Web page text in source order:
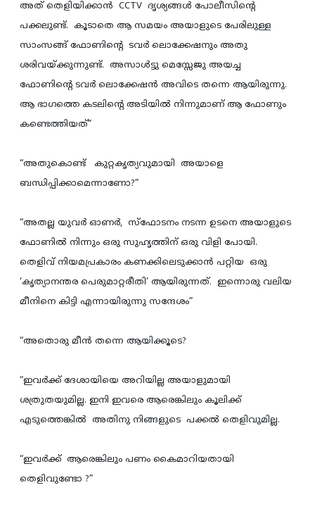
അത് തെളിയിക്കാന്‍ CCTV ദൃശ്യങ്ങള്‍ പോലീസിന്റെ
പക്കലുണ്ട്. കൂടാതെ ആ സമയം അയാളുടെ പേരിലുള്ള
സാംസങ്ങ് ഫോണിന്‍റെ ടവര്‍ ലൊക്കേഷനും അതു
ശരിവയ്ക്കുന്നുണ്ട്. അസാള്‍ട്ടു മെസ്സേജു അയച്ച
ഫോണിന്‍റെ ടവര്‍ ലൊക്കേഷന്‍ അവിടെ തന്നെ ആയിരുന്നു.
ആ ഭാഗത്തെ കടലിന്റെ അടിയില്‍ നിന്നുമാണ് ആ ഫോണും
കണ്ടെത്തിയത്”
“അതുകൊണ്ട് കുറ്റകൃത്യവുമായി അയാളെ
ബന്ധിപ്പിക്കാമെന്നാണോ?”
“അതല്ല യുവര്‍ ഓണര്‍, സ്ഫോടനം നടന്ന ഉടനെ അയാളുടെ
ഫോണില്‍ നിന്നും ഒരു സുഹൃത്തിന് ഒരു വിളി പോയി.
തെളിവ് നിയമപ്രകാരം കണക്കിലെടുക്കാന്‍ പറ്റിയ ഒരു
‘കൃത്യാനന്തര പെരുമാറ്റരീതി’ ആയിരുന്നത്. ഇന്നൊരു വലിയ
മീനിനെ കിട്ടി എന്നായിരുന്നു സന്ദേശം”
“അതൊരു മീന്‍ തന്നെ ആയിക്കൂടെ?
“ഇവര്‍ക്ക് ദേശായിയെ അറിയില്ല അയാളുമായി
ശത്രുതയുമില്ല. ഇനി ഇവരെ ആരെങ്കിലും കൂലിക്ക്
എടുത്തെങ്കില്‍ അതിനു നിങ്ങളുടെ പക്കല്‍ തെളിവുമില്ല.
“ഇവര്‍ക്ക് ആരെങ്കിലും പണം കൈമാറിയതായി
തെളിവുണ്ടോ ?”